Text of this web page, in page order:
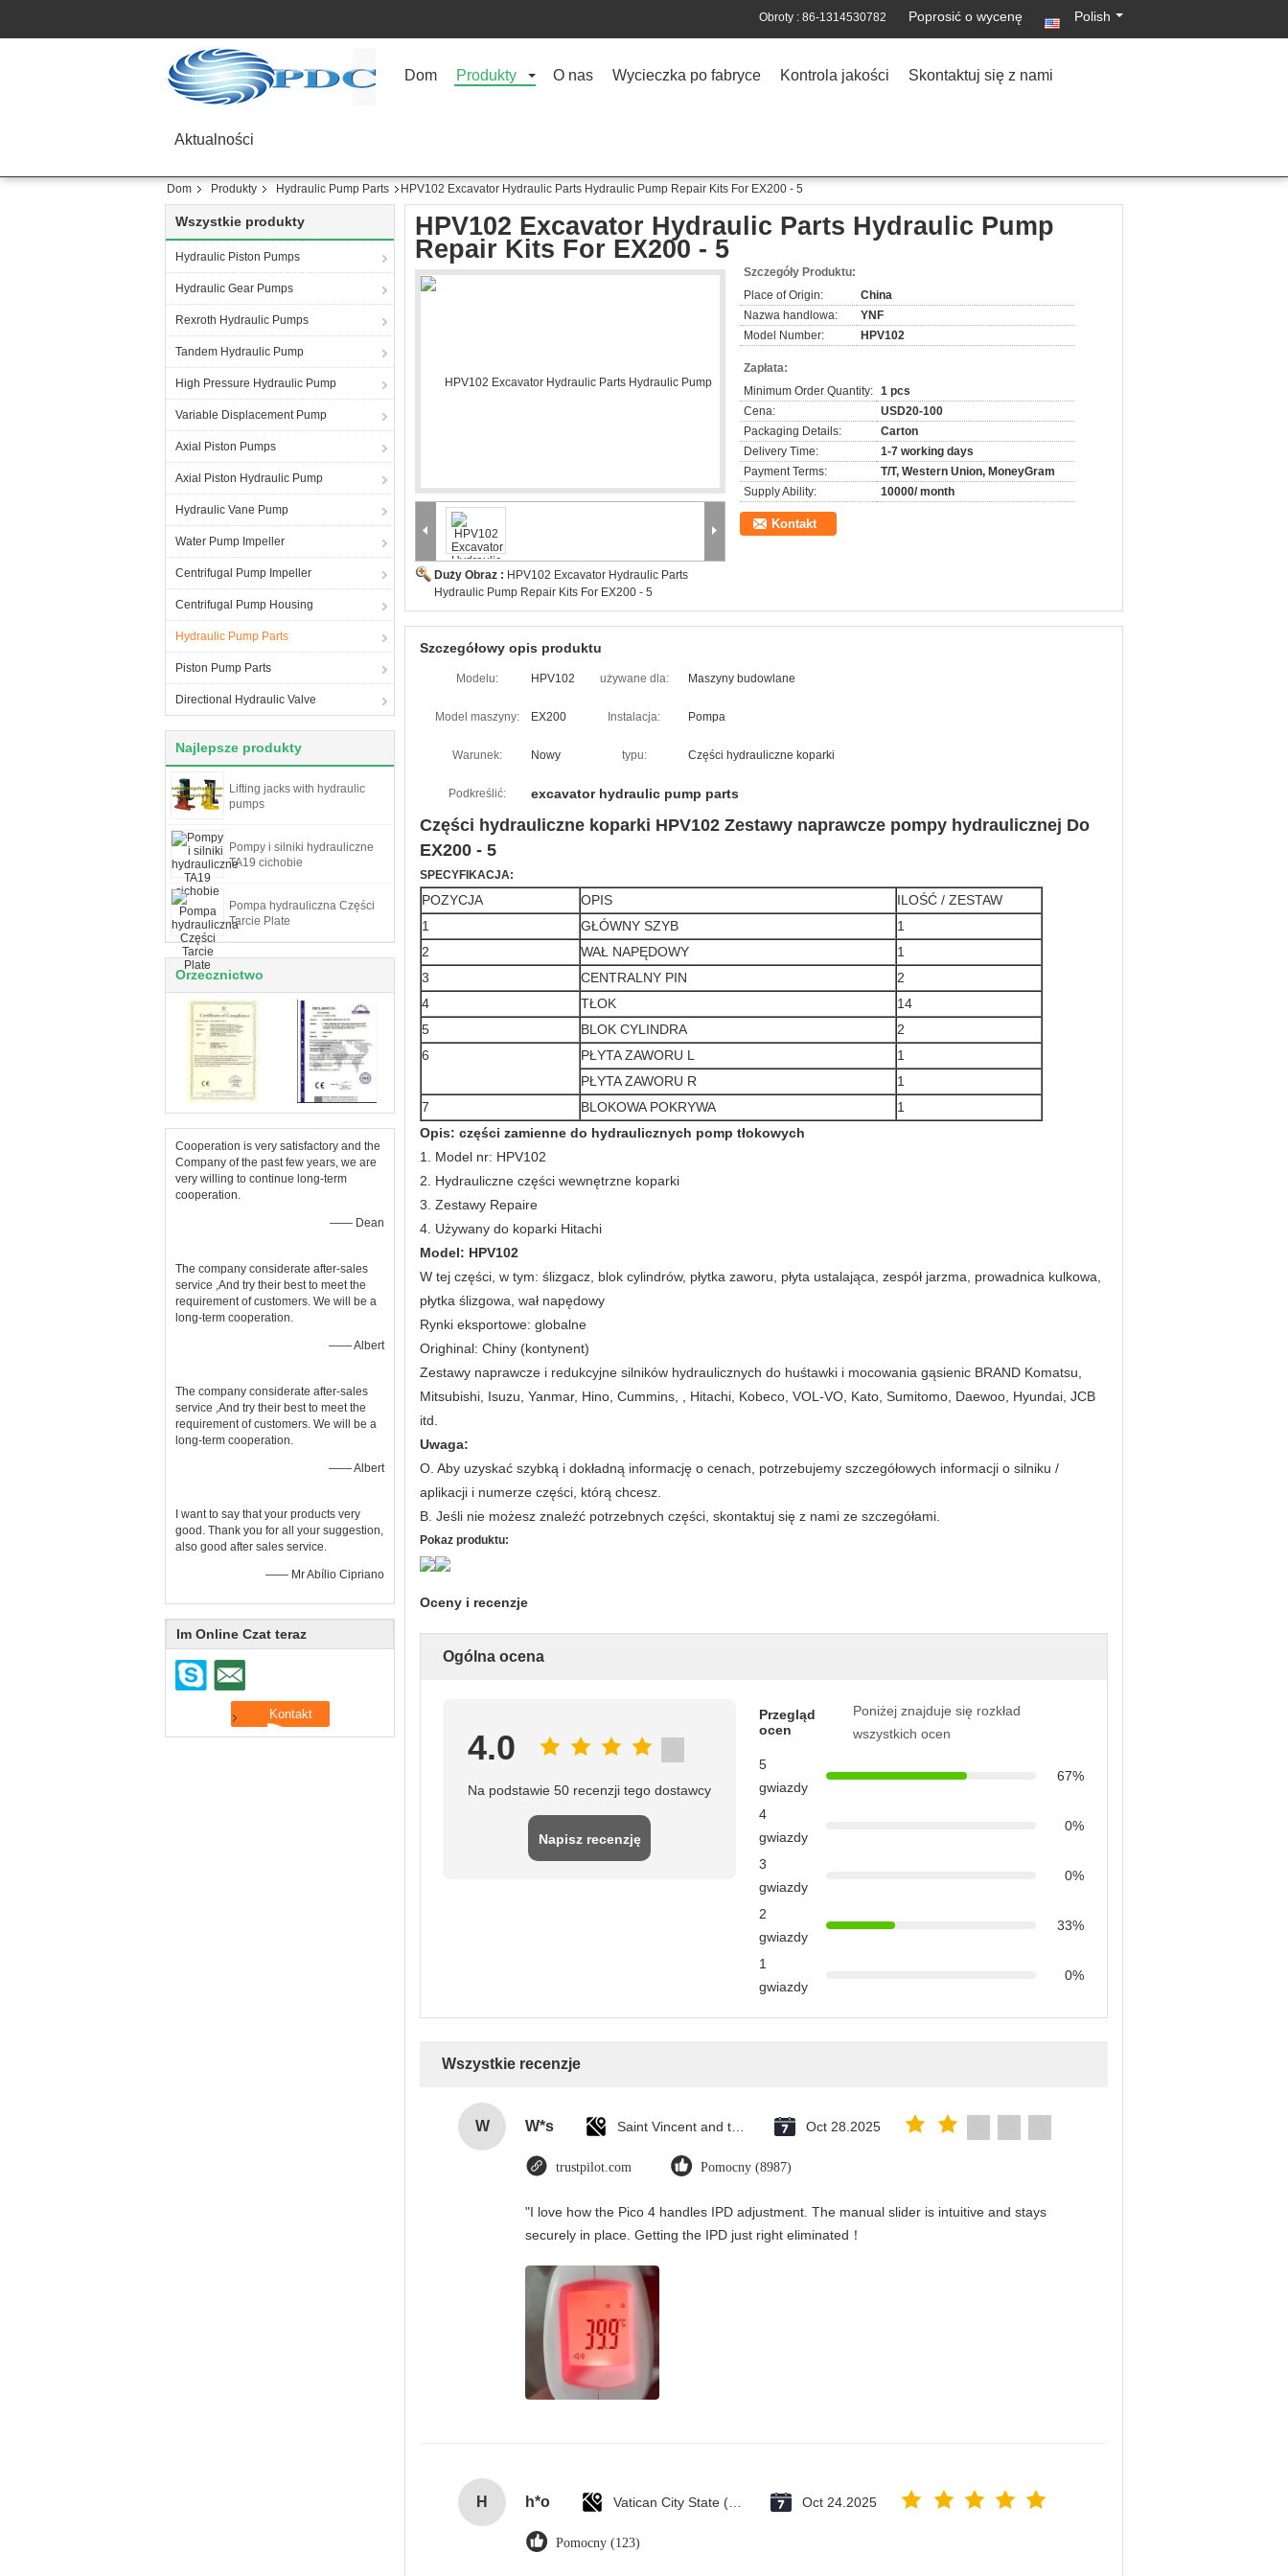
Obroty : 86-1314530782 Poprosić o wycenę Polish
Dom Produkty O nas Wycieczka po fabryce Kontrola jakości Skontaktuj się z nami
Aktualności
Dom Produkty Hydraulic Pump Parts HPV102 Excavator Hydraulic Parts Hydraulic Pump Repair Kits For EX200 - 5
Wszystkie produkty
Hydraulic Piston Pumps
Hydraulic Gear Pumps
Rexroth Hydraulic Pumps
Tandem Hydraulic Pump
High Pressure Hydraulic Pump
Variable Displacement Pump
Axial Piston Pumps
Axial Piston Hydraulic Pump
Hydraulic Vane Pump
Water Pump Impeller
Centrifugal Pump Impeller
Centrifugal Pump Housing
Hydraulic Pump Parts
Piston Pump Parts
Directional Hydraulic Valve
Najlepsze produkty
Lifting jacks with hydraulic
pumps
Pompy i silniki hydrauliczne
TA19 cichobie
Pompa hydrauliczna Części
Tarcie Plate
Orzecznictwo
Cooperation is very satisfactory and the
Company of the past few years, we are
very willing to continue long-term
cooperation.
—— Dean
The company considerate after-sales
service ,And try their best to meet the
requirement of customers. We will be a
long-term cooperation.
—— Albert
The company considerate after-sales
service ,And try their best to meet the
requirement of customers. We will be a
long-term cooperation.
—— Albert
I want to say that your products very
good. Thank you for all your suggestion,
also good after sales service.
—— Mr Abílio Cipriano
Im Online Czat teraz
HPV102 Excavator Hydraulic Parts Hydraulic Pump
Repair Kits For EX200 - 5
Duży Obraz : HPV102 Excavator Hydraulic Parts
Hydraulic Pump Repair Kits For EX200 - 5
Szczegóły Produktu:
Place of Origin:
China
Nazwa handlowa:
YNF
Model Number:
HPV102
Zapłata:
Minimum Order Quantity: 1 pcs
Cena:
USD20-100
Packaging Details:
Carton
Delivery Time:
1-7 working days
Payment Terms:
T/T, Western Union, MoneyGram
Supply Ability:
10000/ month
Kontakt
Szczegółowy opis produktu
Modelu: HPV102 używane dla: Maszyny budowlane
Model maszyny: EX200 Instalacja: Pompa
Warunek: Nowy typu: Części hydrauliczne koparki
Podkreślić: excavator hydraulic pump parts
Części hydrauliczne koparki HPV102 Zestawy naprawcze pompy hydraulicznej Do
EX200 - 5
SPECYFIKACJA:
POZYCJA OPIS
ILOŚĆ / ZESTAW
1
GŁÓWNY SZYB
1
2
WAŁ NAPĘDOWY
1
3
CENTRALNY PIN
2
4
TŁOK
14
5
BLOK CYLINDRA
2
6
PŁYTA ZAWORU L
1
PŁYTA ZAWORU R
1
7
BLOKOWA POKRYWA
1
Opis: części zamienne do hydraulicznych pomp tłokowych
1. Model nr: HPV102
2. Hydrauliczne części wewnętrzne koparki
3. Zestawy Repaire
4. Używany do koparki Hitachi
Model: HPV102
W tej części, w tym: ślizgacz, blok cylindrów, płytka zaworu, płyta ustalająca, zespół jarzma, prowadnica kulkowa,
płytka ślizgowa, wał napędowy
Rynki eksportowe: globalne
Orighinal: Chiny (kontynent)
Zestawy naprawcze i redukcyjne silników hydraulicznych do huśtawki i mocowania gąsienic BRAND Komatsu,
Mitsubishi, Isuzu, Yanmar, Hino, Cummins, , Hitachi, Kobeco, VOL-VO, Kato, Sumitomo, Daewoo, Hyundai, JCB
itd.
Uwaga:
O. Aby uzyskać szybką i dokładną informację o cenach, potrzebujemy szczegółowych informacji o silniku /
aplikacji i numerze części, którą chcesz.
B. Jeśli nie możesz znaleźć potrzebnych części, skontaktuj się z nami ze szczegółami.
Pokaz produktu:
Oceny i recenzje
Ogólna ocena
4.0
Na podstawie 50 recenzji tego dostawcy
Napisz recenzję
Przegląd
ocen
Poniżej znajduje się rozkład
wszystkich ocen
5
gwiazdy
67%
4
gwiazdy
0%
3
gwiazdy
0%
2
gwiazdy
33%
1
gwiazdy
0%
Wszystkie recenzje
W W*s Oct 28.2025
trustpilot.com Pomocny (8987)
"I love how the Pico 4 handles IPD adjustment. The manual slider is intuitive and stays
securely in place. Getting the IPD just right eliminated！
H h*o Oct 24.2025
Pomocny (123)